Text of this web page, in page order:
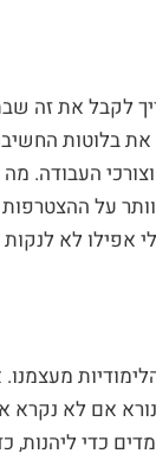
לקבל את זה
בלוטות
וצורכי
על
אפילו לא
כדי